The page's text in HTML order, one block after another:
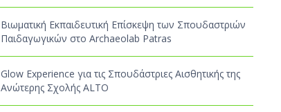
Βιωματική Εκπαιδευτική Επίσκεψη των Σπουδαστριών
Παιδαγωγικών στο Archaeolab Patras
Glow Experience για τις Σπουδάστριες Αισθητικής της
Ανώτερης Σχολής ALTO